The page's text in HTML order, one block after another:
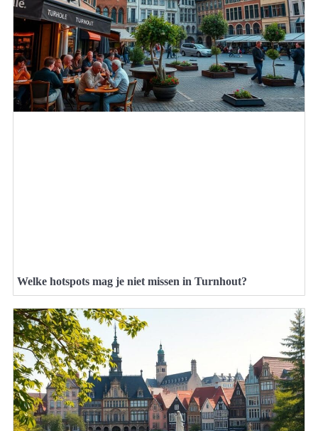
Welke hotspots mag je niet missen in Turnhout?